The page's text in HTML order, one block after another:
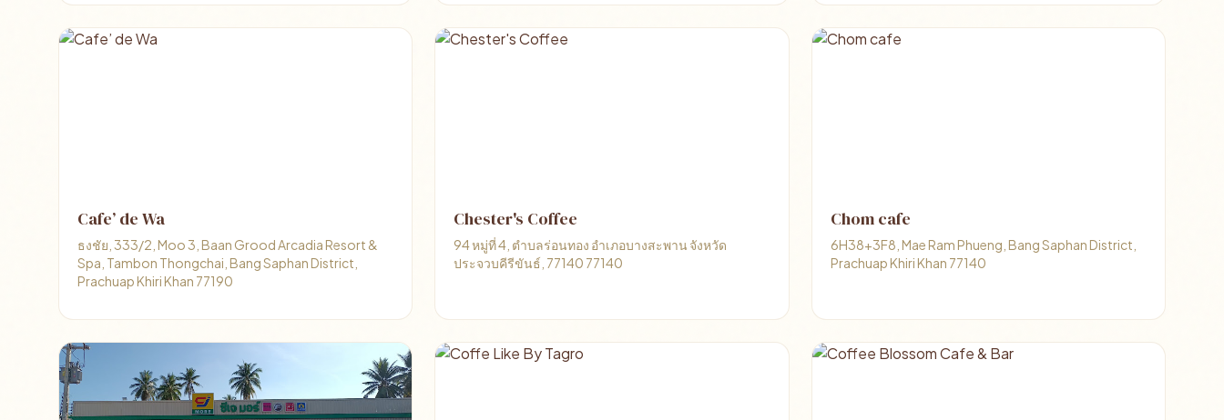
Cafe’ de Wa
ธงชัย, 333/2, Moo 3, Baan Grood Arcadia Resort &
Spa, Tambon Thongchai, Bang Saphan District,
Prachuap Khiri Khan 77190
Chester's Coffee
94 หมู่ที่ 4, ตำบลร่อนทอง อำเภอบางสะพาน จังหวัด
ประจวบคีรีขันธ์, 77140 77140
Chom cafe
6H38+3F8, Mae Ram Phueng, Bang Saphan District,
Prachuap Khiri Khan 77140